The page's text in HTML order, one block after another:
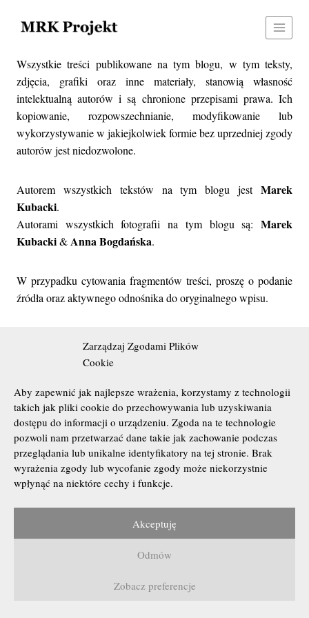
Zarządzaj Zgodami Plików
Cookie
Aby zapewnić jak najlepsze wrażenia, korzystamy z technologii
takich jak pliki cookie do przechowywania lub uzyskiwania
dostępu do informacji o urządzeniu. Zgoda na te technologie
pozwoli nam przetwarzać dane takie jak zachowanie podczas
przeglądania lub unikalne identyfikatory na tej stronie. Brak
wyrażenia zgody lub wycofanie zgody może niekorzystnie
wpłynąć na niektóre cechy i funkcje.
Akceptuję
Odmów
Zobacz preferencje
Wszystkie treści publikowane na tym blogu, w tym teksty,
zdjęcia, grafiki oraz inne materiały, stanowią własność
intelektualną autorów i są chronione przepisami prawa. Ich
kopiowanie, rozpowszechnianie, modyfikowanie lub
wykorzystywanie w jakiejkolwiek formie bez uprzedniej zgody
autorów jest niedozwolone.
Autorem wszystkich tekstów na tym blogu jest Marek
Kubacki.
Autorami wszystkich fotografii na tym blogu są: Marek
Kubacki&Anna Bogdańska.
W przypadku cytowania fragmentów treści, proszę o podanie
źródła oraz aktywnego odnośnika do oryginalnego wpisu.
Wszelkie Prawa Zastrzeżone © 2010 - 2026 Marek Kubacki &
Anna Bogdańska.
Prawa Autorskie Polityka Prywatności